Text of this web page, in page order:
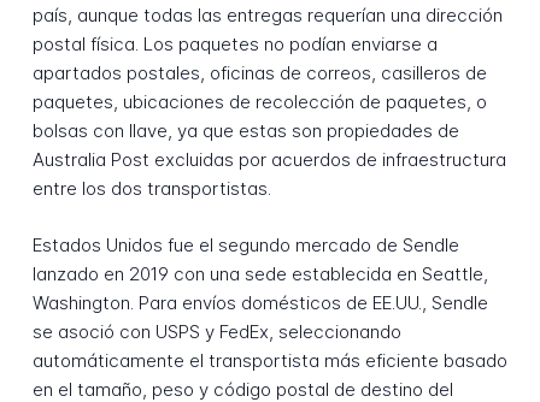
país, aunque todas las entregas requerían una dirección
postal física. Los paquetes no podían enviarse a
apartados postales, oficinas de correos, casilleros de
paquetes, ubicaciones de recolección de paquetes, o
bolsas con llave, ya que estas son propiedades de
Australia Post excluidas por acuerdos de infraestructura
entre los dos transportistas.
Estados Unidos fue el segundo mercado de Sendle
lanzado en 2019 con una sede establecida en Seattle,
Washington. Para envíos domésticos de EE.UU., Sendle
se asoció con USPS y FedEx, seleccionando
automáticamente el transportista más eficiente basado
en el tamaño, peso y código postal de destino del